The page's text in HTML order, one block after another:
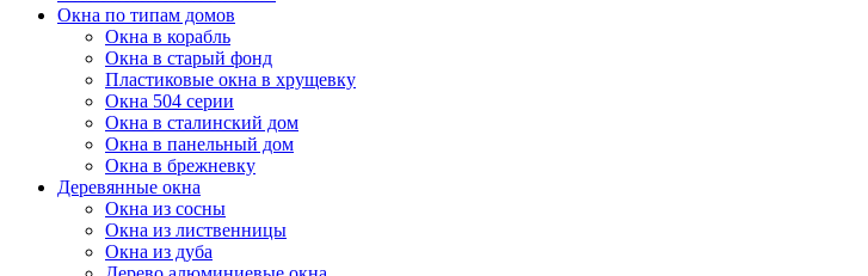
Окна по типам домов
Окна в корабль
Окна в старый фонд
Пластиковые окна в хрущевку
Окна 504 серии
Окна в сталинский дом
Окна в панельный дом
Окна в брежневку
Деревянные окна
Окна из сосны
Окна из лиственницы
Окна из дуба